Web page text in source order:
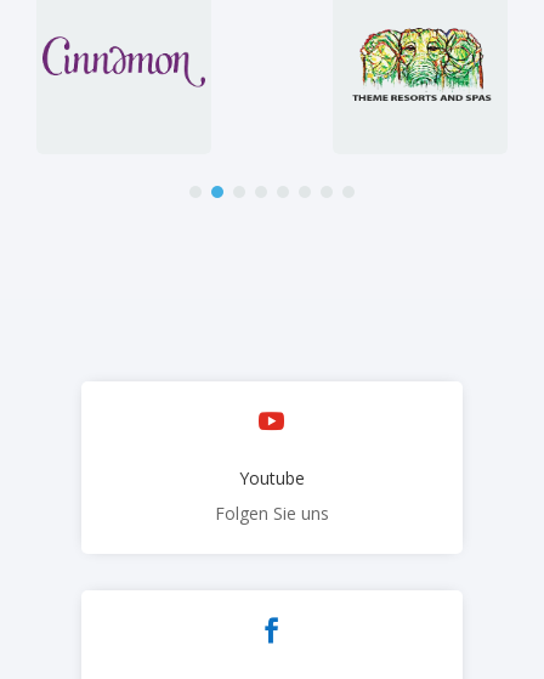

Youtube
Folgen Sie uns
